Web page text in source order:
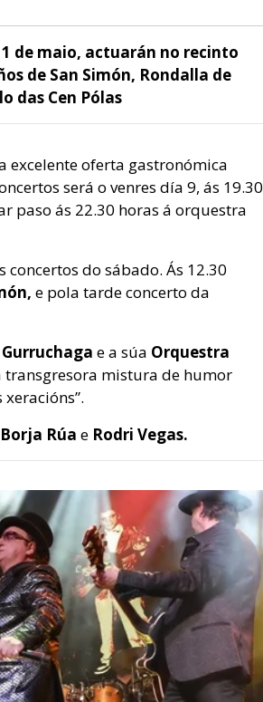
de maio, actuarán no recinto
de San Simón, Rondalla de
das Cen Pólas
excelente oferta gastronómica
será o venres día 9, ás 19.30
paso ás 22.30 horas á orquestra
do sábado. Ás 12.30
e pola tarde concerto da
e a súa Orquestra
transgresora mistura de humor
Rúa e Rodri Vegas.